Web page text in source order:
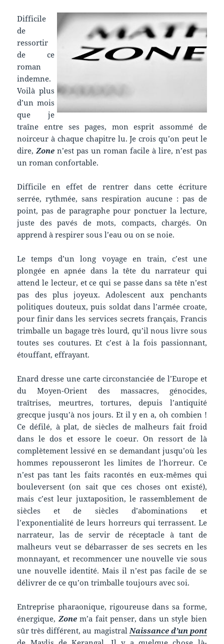
Difficile
de
ressortir
de ce
roman
indemne.
Voilà plus
d’un mois
que je
traîne entre ses pages, mon esprit assommé de
noirceur à chaque chapitre lu. Je crois qu’on peut le
dire,Zone n’est pas un roman facile à lire, n’est pas
un roman confortable.
Difficile en effet de rentrer dans cette écriture
serrée, rythmée, sans respiration aucune : pas de
point, pas de paragraphe pour ponctuer la lecture,
juste des pavés de mots, compacts, chargés. On
apprend à respirer sous l’eau ou on se noie.
Le temps d’un long voyage en train, c’est une
plongée en apnée dans la tête du narrateur qui
attend le lecteur, et ce qui se passe dans sa tête n’est
pas des plus joyeux. Adolescent aux penchants
politiques douteux, puis soldat dans l’armée croate,
pour finir dans les services secrets français, Francis
trimballe un bagage très lourd, qu’il nous livre sous
toutes ses coutures. Et c’est à la fois passionnant,
étouffant, effrayant.
Enard dresse une carte circonstanciée de l’Europe et
du Moyen-Orient des massacres, génocides,
traîtrises, meurtres, tortures, depuis l’antiquité
grecque jusqu’à nos jours. Et il y en a, oh combien !
Ce défilé, à plat, de siècles de malheurs fait froid
dans le dos et essore le coeur. On ressort de là
complètement lessivé en se demandant jusqu’où les
hommes repousseront les limites de l’horreur. Ce
n’est pas tant les faits racontés en eux-mêmes qui
bouleversent (on sait que ces choses ont existé),
mais c’est leur juxtaposition, le rassemblement de
siècles et de siècles d’abominations et
l’exponentialité de leurs horreurs qui terrassent. Le
narrateur, las de servir de réceptacle à tant de
malheurs veut se débarrasser de ses secrets en les
monnayant, et recommencer une nouvelle vie sous
une nouvelle identité. Mais il n’est pas facile de se
délivrer de ce qu’on trimballe toujours avec soi.
Entreprise pharaonique, rigoureuse dans sa forme,
énergique, Zonem’a fait penser, dans un style bien
sûr très différent, au magistral Naissance d’un pont